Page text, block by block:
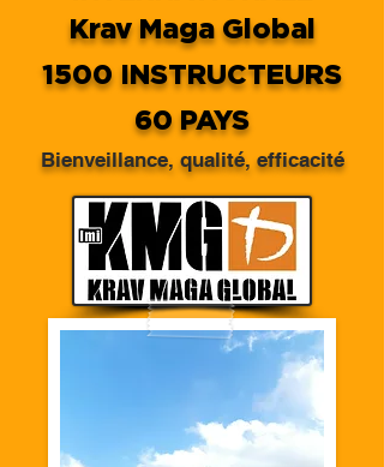
Krav Maga Global
1500 INSTRUCTEURS
60 PAYS
Bienveillance, qualité, efficacité